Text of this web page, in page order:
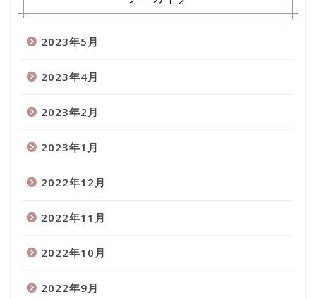
2023年5月
2023年4月
2023年2月
2023年1月
2022年12月
2022年11月
2022年10月
2022年9月